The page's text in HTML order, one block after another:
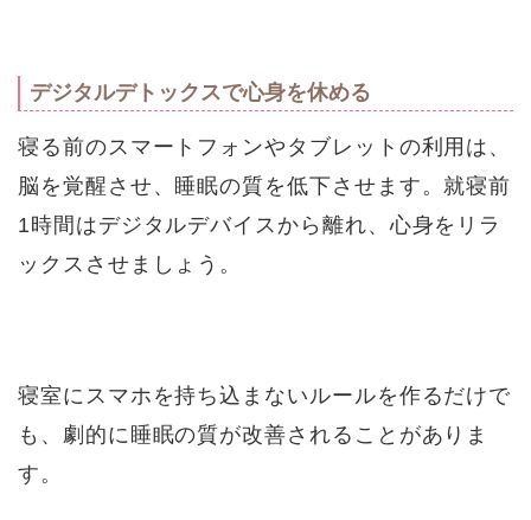
デジタルデトックスで心身を休める
寝る前のスマートフォンやタブレットの利用は、
脳を覚醒させ、睡眠の質を低下させます。就寝前
1時間はデジタルデバイスから離れ、心身をリラ
ックスさせましょう。
寝室にスマホを持ち込まないルールを作るだけで
も、劇的に睡眠の質が改善されることがありま
す。